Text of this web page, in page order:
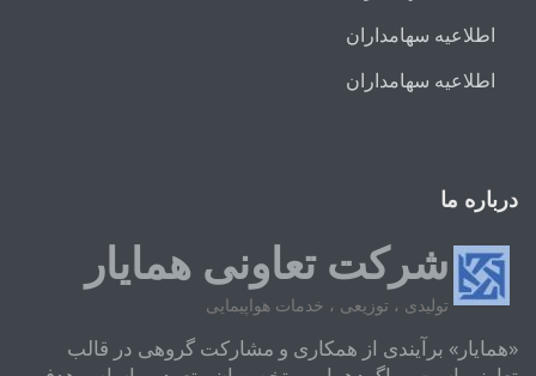
اطلاعیه سهامداران
اطلاعیه سهامداران
درباره ما
شرکت تعاونی همایار
تولیدی ، توزیعی ، خدمات هواپیمایی
«همایار» برآیندی از همکاری و مشارکت گروهی در قالب